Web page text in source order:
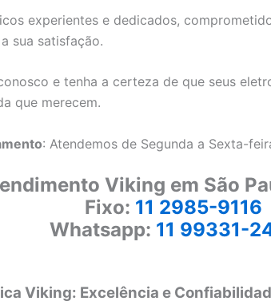
experientes e dedicados,
sua satisfação.
e tenha a certeza de que seus
que merecem.
: Atendemos de Segunda a Sexta-
Viking em São
Fixo: 11 2985-9116
Whatsapp: 11 99331-
Viking: Excelência e